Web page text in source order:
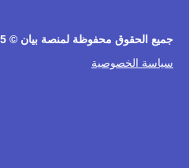
جميع الحقوق محفوظة لمنصة بيان © 2025
سياسة الخصوصية